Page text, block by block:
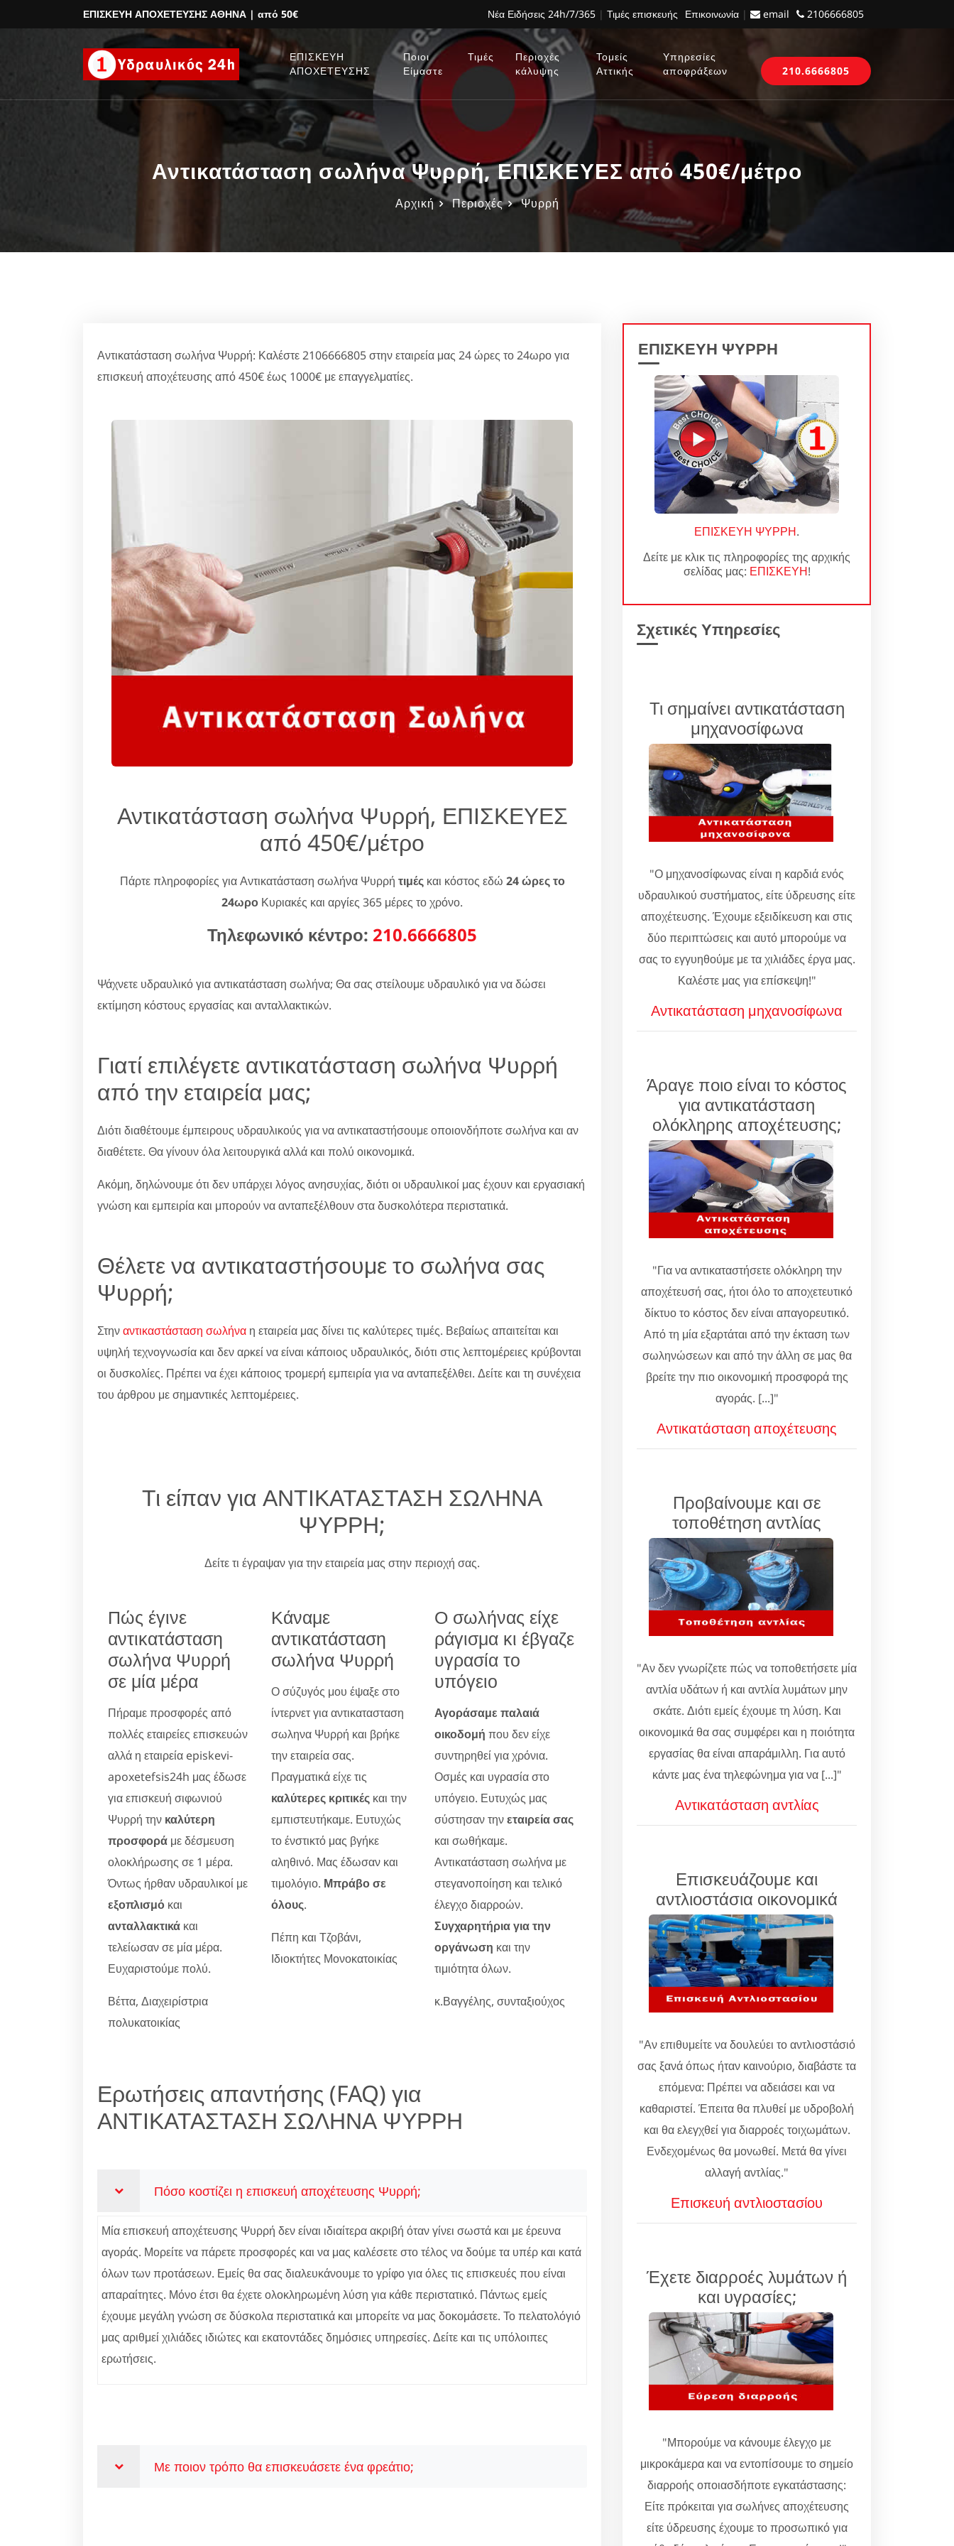
ΕΠΙΣΚΕΥΗ ΑΠΟΧΕΤΕΥΣΗΣ ΑΘΗΝΑ | από 50€ Νέα Ειδήσεις 24h/7/365 | Τιμές επισκευής Επικοινωνία | email 2106666805
ΕΠΙΣΚΕΥΗ
ΑΠΟΧΕΤΕΥΣΗΣ
Ποιοι
Είμαστε
Τιμές
Περιοχές
κάλυψης
Τομείς
Αττικής
Υπηρεσίες
αποφράξεων
210.6666805
Αντικατάσταση σωλήνα Ψυρρή, ΕΠΙΣΚΕΥΕΣ από 450€/μέτρο
Αρχική Περιοχές Ψυρρή
Αντικατάσταση σωλήνα Ψυρρή: Καλέστε 2106666805 στην εταιρεία μας 24 ώρες το 24ωρο για
επισκευή αποχέτευσης από 450€ έως 1000€ με επαγγελματίες.
Αντικατάσταση σωλήνα Ψυρρή, ΕΠΙΣΚΕΥΕΣ
από 450€/μέτρο
Πάρτε πληροφορίες για Αντικατάσταση σωλήνα Ψυρρή τιμέςκαι κόστος εδώ 24 ώρες το
24ωρο Κυριακές και αργίες 365 μέρες το χρόνο.
Τηλεφωνικό κέντρο: 210.6666805
Ψάχνετε υδραυλικό για αντικατάσταση σωλήνα; Θα σας στείλουμε υδραυλικό για να δώσει
εκτίμηση κόστους εργασίας και ανταλλακτικών.
Γιατί επιλέγετε αντικατάσταση σωλήνα Ψυρρή
από την εταιρεία μας;
Διότι διαθέτουμε έμπειρους υδραυλικούς για να αντικαταστήσουμε οποιονδήποτε σωλήνα και αν
διαθέτετε. Θα γίνουν όλα λειτουργικά αλλά και πολύ οικονομικά.
Ακόμη, δηλώνουμε ότι δεν υπάρχει λόγος ανησυχίας, διότι οι υδραυλικοί μας έχουν και εργασιακή
γνώση και εμπειρία και μπορούν να ανταπεξέλθουν στα δυσκολότερα περιστατικά.
Θέλετε να αντικαταστήσουμε το σωλήνα σας
Ψυρρή;
Στηναντικαστάσταση σωλήνα η εταιρεία μας δίνει τις καλύτερες τιμές. Βεβαίως απαιτείται και
υψηλή τεχνογνωσία και δεν αρκεί να είναι κάποιος υδραυλικός, διότι στις λεπτομέρειες κρύβονται
οι δυσκολίες. Πρέπει να έχει κάποιος τρομερή εμπειρία για να ανταπεξέλθει. Δείτε και τη συνέχεια
του άρθρου με σημαντικές λεπτομέρειες.
Τι είπαν για ΑΝΤΙΚΑΤΑΣΤΑΣΗ ΣΩΛΗΝΑ
ΨΥΡΡΗ;
Δείτε τι έγραψαν για την εταιρεία μας στην περιοχή σας.
Πώς έγινε
αντικατάσταση
σωλήνα Ψυρρή
σε μία μέρα
Πήραμε προσφορές από
πολλές εταιρείες επισκευών
αλλά η εταιρεία episkevi-
apoxetefsis24h μας έδωσε
για επισκευή σιφωνιού
Ψυρρή την καλύτερη
προσφορά με δέσμευση
ολοκλήρωσης σε 1 μέρα.
Όντως ήρθαν υδραυλικοί με
εξοπλισμό και
ανταλλακτικά και
τελείωσαν σε μία μέρα.
Ευχαριστούμε πολύ.
Βέττα, Διαχειρίστρια
πολυκατοικίας
Κάναμε
αντικατάσταση
σωλήνα Ψυρρή
Ο σύζυγός μου έψαξε στο
ίντερνετ για αντικατασταση
σωληνα Ψυρρή και βρήκε
την εταιρεία σας.
Πραγματικά είχε τις
καλύτερες κριτικές και την
εμπιστευτήκαμε. Ευτυχώς
το ένστικτό μας βγήκε
αληθινό. Μας έδωσαν και
τιμολόγιο. Μπράβο σε
όλους.
Πέπη και Τζοβάνι,
Ιδιοκτήτες Μονοκατοικίας
Ο σωλήνας είχε
ράγισμα κι έβγαζε
υγρασία το
υπόγειο
Αγοράσαμε παλαιά
οικοδομή που δεν είχε
συντηρηθεί για χρόνια.
Οσμές και υγρασία στο
υπόγειο. Ευτυχώς μας
σύστησαν τηνεταιρεία σας
και σωθήκαμε.
Αντικατάσταση σωλήνα με
στεγανοποίηση και τελικό
έλεγχο διαρροών.
Συγχαρητήρια για την
οργάνωση και την
τιμιότητα όλων.
κ.Βαγγέλης, συνταξιούχος
Ερωτήσεις απαντήσης (FAQ) για
ΑΝΤΙΚΑΤΑΣΤΑΣΗ ΣΩΛΗΝΑ ΨΥΡΡΗ
Πόσο κοστίζει η επισκευή αποχέτευσης Ψυρρή;
Μία επισκευή αποχέτευσης Ψυρρή δεν είναι ιδιαίτερα ακριβή όταν γίνει σωστά και με έρευνα
αγοράς. Μορείτε να πάρετε προσφορές και να μας καλέσετε στο τέλος να δούμε τα υπέρ και κατά
όλων των προτάσεων. Εμείς θα σας διαλευκάνουμε το γρίφο για όλες τις επισκευές που είναι
απαραίτητες. Μόνο έτσι θα έχετε ολοκληρωμένη λύση για κάθε περιστατικό. Πάντως εμείς
έχουμε μεγάλη γνώση σε δύσκολα περιστατικά και μπορείτε να μας δοκομάσετε. Το πελατολόγιό
μας αριθμεί χιλιάδες ιδιώτες και εκατοντάδες δημόσιες υπηρεσίες. Δείτε και τις υπόλοιπες
ερωτήσεις.
Με ποιον τρόπο θα επισκευάσετε ένα φρεάτιο;
ΕΠΙΣΚΕΥΗ ΨΥΡΡΗ
ΕΠΙΣΚΕΥΗ ΨΥΡΡΗ.
Δείτε με κλικ τις πληροφορίες της αρχικής
σελίδας μας: ΕΠΙΣΚΕΥΗ!
Σχετικές Υπηρεσίες
Τι σημαίνει αντικατάσταση
μηχανοσίφωνα
"Ο μηχανοσίφωνας είναι η καρδιά ενός
υδραυλικού συστήματος, είτε ύδρευσης είτε
αποχέτευσης. Έχουμε εξειδίκευση και στις
δύο περιπτώσεις και αυτό μπορούμε να
σας το εγγυηθούμε με τα χιλιάδες έργα μας.
Καλέστε μας για επίσκεψη!"
Αντικατάσταση μηχανοσίφωνα
Άραγε ποιο είναι το κόστος
για αντικατάσταση
ολόκληρης αποχέτευσης;
"Για να αντικαταστήσετε ολόκληρη την
αποχέτευσή σας, ήτοι όλο το αποχετευτικό
δίκτυο το κόστος δεν είναι απαγορευτικό.
Από τη μία εξαρτάται από την έκταση των
σωληνώσεων και από την άλλη σε μας θα
βρείτε την πιο οικονομική προσφορά της
αγοράς. [...]"
Αντικατάσταση αποχέτευσης
Προβαίνουμε και σε
τοποθέτηση αντλίας
"Αν δεν γνωρίζετε πώς να τοποθετήσετε μία
αντλία υδάτων ή και αντλία λυμάτων μην
σκάτε. Διότι εμείς έχουμε τη λύση. Και
οικονομικά θα σας συμφέρει και η ποιότητα
εργασίας θα είναι απαράμιλλη. Για αυτό
κάντε μας ένα τηλεφώνημα για να [...]"
Αντικατάσταση αντλίας
Επισκευάζουμε και
αντλιοστάσια οικονομικά
"Αν επιθυμείτε να δουλεύει το αντλιοστάσιό
σας ξανά όπως ήταν καινούριο, διαβάστε τα
επόμενα: Πρέπει να αδειάσει και να
καθαριστεί. Έπειτα θα πλυθεί με υδροβολή
και θα ελεγχθεί για διαρροές τοιχωμάτων.
Ενδεχομένως θα μονωθεί. Μετά θα γίνει
αλλαγή αντλίας."
Επισκευή αντλιοστασίου
Έχετε διαρροές λυμάτων ή
και υγρασίες;
"Μπορούμε να κάνουμε έλεγχο με
μικροκάμερα και να εντοπίσουμε το σημείο
διαρροής οποιασδήποτε εγκατάστασης:
Είτε πρόκειται για σωλήνες αποχέτευσης
είτε ύδρευσης έχουμε το προσωπικό για